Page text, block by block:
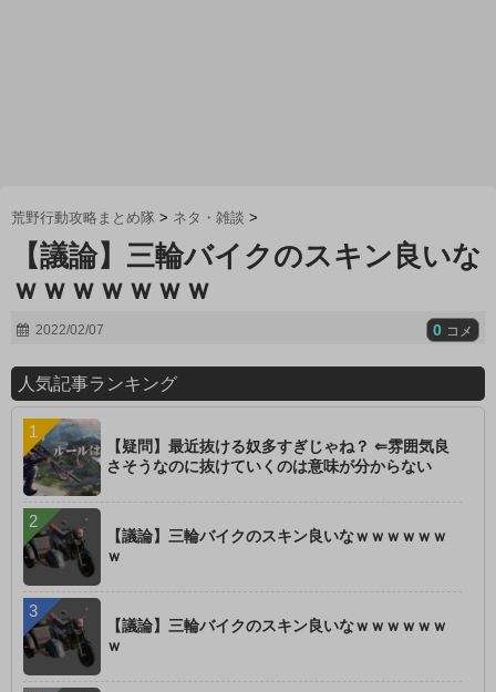
荒野行動攻略まとめ隊 > ネタ・雑談 >
【議論】三輪バイクのスキン良いな
ｗｗｗｗｗｗｗ
2022/02/07 0 コメ
人気記事ランキング
【疑問】最近抜ける奴多すぎじゃね？ ⇐雰囲気良
さそうなのに抜けていくのは意味が分からない
【議論】三輪バイクのスキン良いなｗｗｗｗｗｗ
ｗ
【議論】三輪バイクのスキン良いなｗｗｗｗｗｗ
ｗ